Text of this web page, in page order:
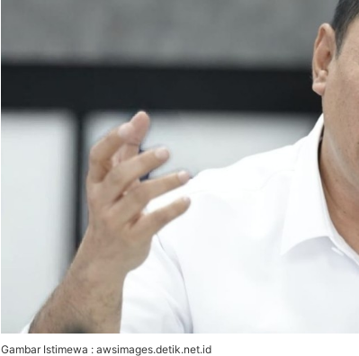
Gambar Istimewa : awsimages.detik.net.id